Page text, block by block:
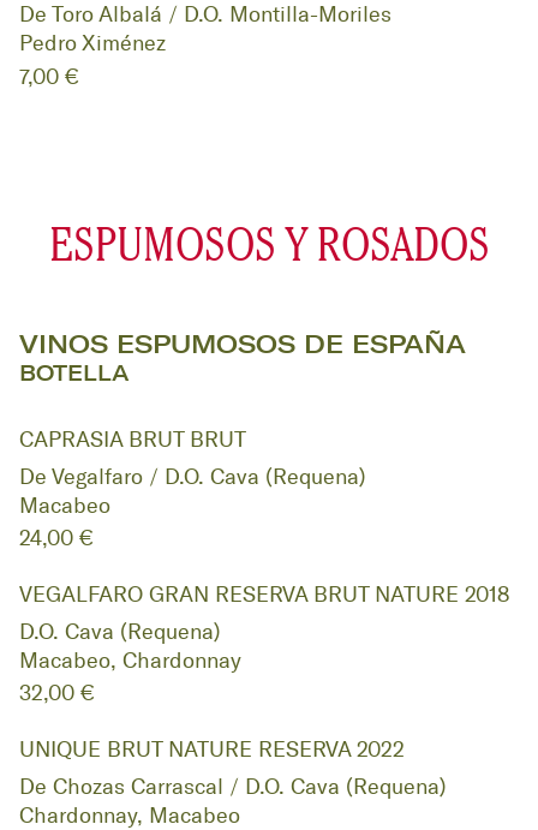
De Toro Albalá / D.O. Montilla-Moriles
Pedro Ximénez
7,00 €
ESPUMOSOS Y ROSADOS
VINOS ESPUMOSOS DE ESPAÑA
BOTELLA
CAPRASIA BRUT BRUT
De Vegalfaro / D.O. Cava (Requena)
Macabeo
24,00 €
VEGALFARO GRAN RESERVA BRUT NATURE 2018
D.O. Cava (Requena)
Macabeo, Chardonnay
32,00 €
UNIQUE BRUT NATURE RESERVA 2022
De Chozas Carrascal / D.O. Cava (Requena)
Chardonnay, Macabeo